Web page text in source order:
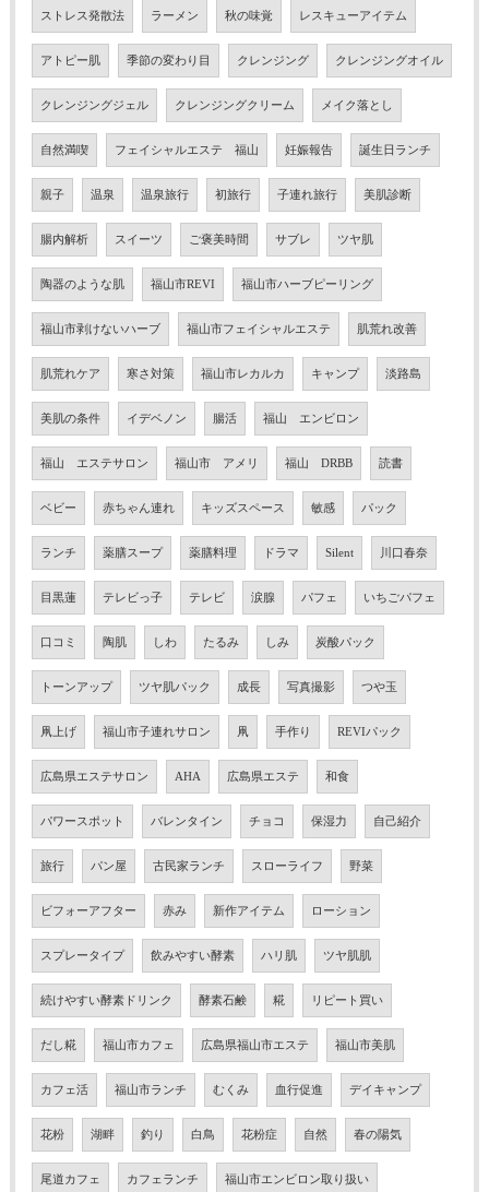
ストレス発散法 ラーメン 秋の味覚 レスキューアイテム
アトピー肌 季節の変わり目 クレンジング クレンジングオイル
クレンジングジェル クレンジングクリーム メイク落とし
自然満喫 フェイシャルエステ 福山 妊娠報告 誕生日ランチ
親子 温泉 温泉旅行 初旅行 子連れ旅行 美肌診断
腸内解析 スイーツ ご褒美時間 サブレ ツヤ肌
陶器のような肌 福山市REVI 福山市ハーブピーリング
福山市剥けないハーブ 福山市フェイシャルエステ 肌荒れ改善
肌荒れケア 寒さ対策 福山市レカルカ キャンプ 淡路島
美肌の条件 イデベノン 腸活 福山 エンビロン
福山 エステサロン 福山市 アメリ 福山 DRBB 読書
ベビー 赤ちゃん連れ キッズスペース 敏感 パック
ランチ 薬膳スープ 薬膳料理 ドラマ Silent 川口春奈
目黒蓮 テレビっ子 テレビ 涙腺 パフェ いちごパフェ
口コミ 陶肌 しわ たるみ しみ 炭酸パック
トーンアップ ツヤ肌パック 成長 写真撮影 つや玉
凧上げ 福山市子連れサロン 凧 手作り REVIパック
広島県エステサロン AHA 広島県エステ 和食
パワースポット バレンタイン チョコ 保湿力 自己紹介
旅行 パン屋 古民家ランチ スローライフ 野菜
ビフォーアフター 赤み 新作アイテム ローション
スプレータイプ 飲みやすい酵素 ハリ肌 ツヤ肌肌
続けやすい酵素ドリンク 酵素石鹸 糀 リピート買い
だし糀 福山市カフェ 広島県福山市エステ 福山市美肌
カフェ活 福山市ランチ むくみ 血行促進 デイキャンプ
花粉 湖畔 釣り 白鳥 花粉症 自然 春の陽気
尾道カフェ カフェランチ 福山市エンビロン取り扱い